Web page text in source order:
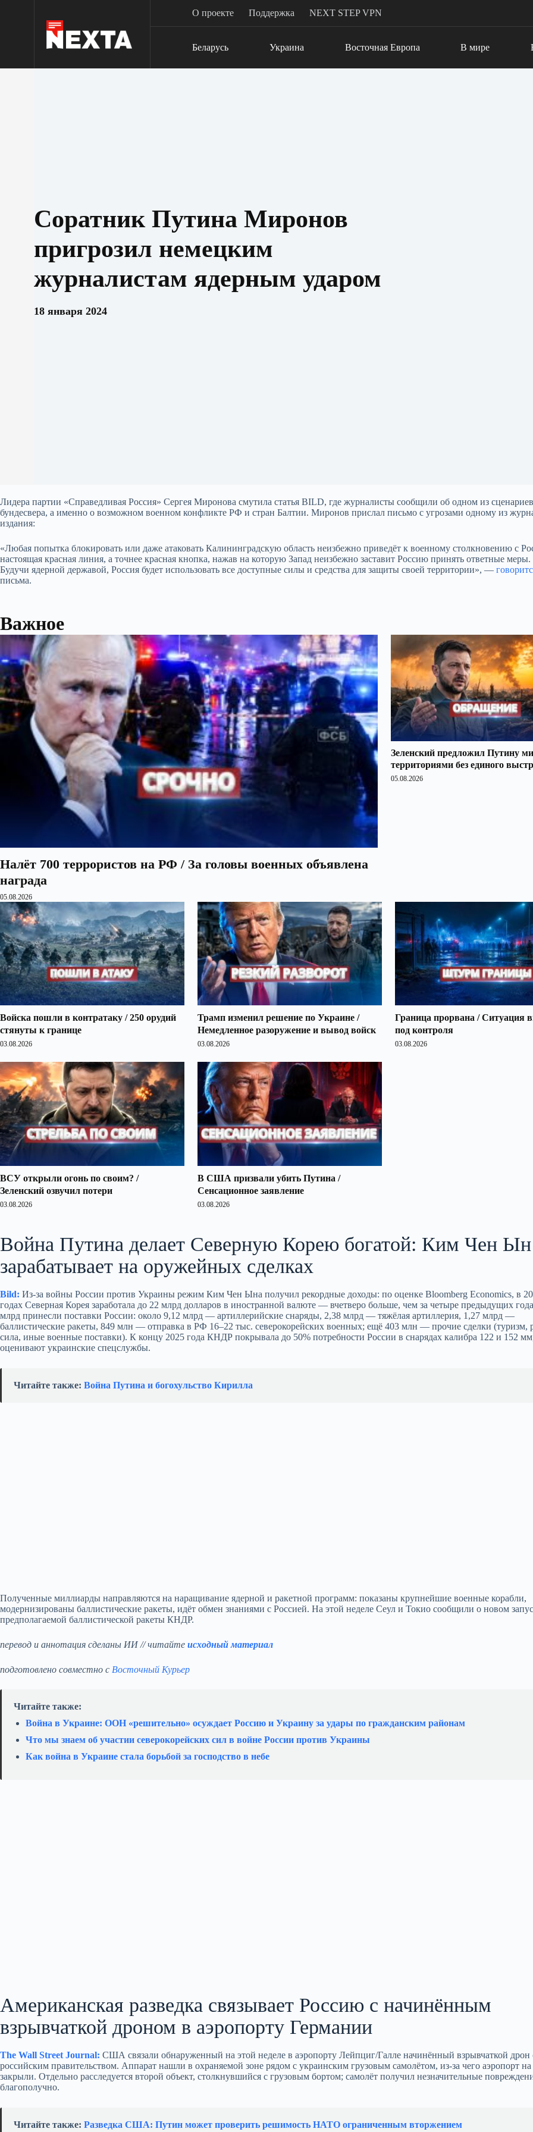
О проекте Поддержка NEXT STEP VPN
Беларусь Украина Восточная Европа В мире
Соратник Путина Миронов
пригрозил немецким
журналистам ядерным ударом
18 января 2024
Лидера партии «Справедливая Россия» Сергея Миронова смутила статья BILD, где журналисты сообщили об одном из сценариев
бундесвера, а именно о возможном военном конфликте РФ и стран Балтии. Миронов прислал письмо с угрозами одному из
издания:
«Любая попытка блокировать или даже атаковать Калининградскую область неизбежно приведёт к военному столкновению с
настоящая красная линия, а точнее красная кнопка, нажав на которую Запад неизбежно заставит Россию принять ответные
Будучи ядерной державой, Россия будет использовать все доступные силы и средства для защиты своей территории», —
письма.
Важное
Налёт 700 террористов на РФ / За головы военных объявлена
награда
05.08.2026
Зеленский предложил Путину
территориями без единого
05.08.2026
Войска пошли в контратаку / 250 орудий
стянуты к границе
03.08.2026
Трамп изменил решение по Украине /
Немедленное разоружение и вывод войск
03.08.2026
Граница прорвана / Ситуация
под контроля
03.08.2026
ВСУ открыли огонь по своим? /
Зеленский озвучил потери
03.08.2026
В США призвали убить Путина /
Сенсационное заявление
03.08.2026
Война Путина делает Северную Корею богатой: Ким Чен Ын
зарабатывает на оружейных сделках
Bild: Из‑за войны России против Украины режим Ким Чен Ына получил рекордные доходы: по оценке Bloomberg Economics, в
годах Северная Корея заработала до 22 млрд долларов в иностранной валюте — вчетверо больше, чем за четыре предыдущих
млрд принесли поставки России: около 9,12 млрд — артиллерийские снаряды, 2,38 млрд — тяжёлая артиллерия, 1,27 млрд —
баллистические ракеты, 849 млн — отправка в РФ 16–22 тыс. северокорейских военных; ещё 403 млн — прочие сделки (туризм,
сила, иные военные поставки). К концу 2025 года КНДР покрывала до 50% потребности России в снарядах калибра 122 и 152
оценивают украинские спецслужбы.
Читайте также: Война Путина и богохульство Кирилла
Полученные миллиарды направляются на наращивание ядерной и ракетной программ: показаны крупнейшие военные корабли,
модернизированы баллистические ракеты, идёт обмен знаниями с Россией. На этой неделе Сеул и Токио сообщили о новом
предполагаемой баллистической ракеты КНДР.
перевод и аннотация сделаны ИИ // читайте исходный материал
подготовлено совместно с Восточный Курьер
Читайте также:
Война в Украине: ООН «решительно» осуждает Россию и Украину за удары по гражданским районам
Что мы знаем об участии северокорейских сил в войне России против Украины
Как война в Украине стала борьбой за господство в небе
Американская разведка связывает Россию с начинённым
взрывчаткой дроном в аэропорту Германии
The Wall Street Journal: США связали обнаруженный на этой неделе в аэропорту Лейпциг/Галле начинённый взрывчаткой дрон
российским правительством. Аппарат нашли в охраняемой зоне рядом с украинским грузовым самолётом, из‑за чего аэропорт
закрыли. Отдельно расследуется второй объект, столкнувшийся с грузовым бортом; самолёт получил незначительные
благополучно.
Читайте также: Разведка США: Путин может проверить решимость НАТО ограниченным вторжением